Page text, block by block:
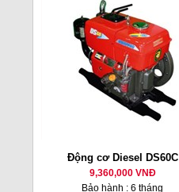
Động cơ Diesel DS60C
9,360,000 VNĐ
Bảo hành : 6 tháng